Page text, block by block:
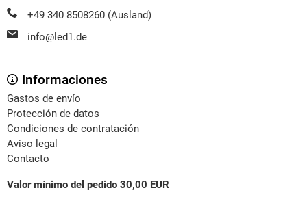
+49 340 8508260 (Ausland)
info@led1.de
Informaciones
Gastos de envío
Protección de datos
Condiciones de contratación
Aviso legal
Contacto
Valor mínimo del pedido 30,00 EUR